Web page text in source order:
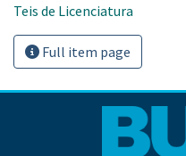
Teis de Licenciatura
Full item page